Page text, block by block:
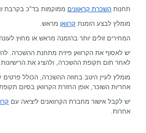
תחנות השכרת קראוונים ממוקמות בד"כ בקרבת
מומלץ לבצע הזמנת קרוואן מראש.
המחירים זולים יותר בהזמנה מראש או מחוץ
יש לאסוף את הקרוואן פיזית מתחנת ההשכרה.
לאחר תום תקופת ההשכרה, ולהציג את הרישיונות
מומלץ לעיין היטב בחוזה ההשכרה, הכולל
אחריות השוכר, אופן החזרת הקרוואן בסיום
יש לקבל אישור מחברת הקרוואנים ליציאה עם
אחרות.